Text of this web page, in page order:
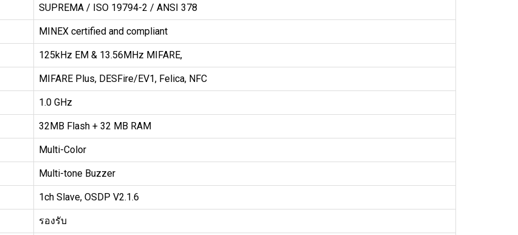
SUPREMA / ISO 19794-2 / ANSI 378
MINEX certified and compliant
125kHz EM & 13.56MHz MIFARE,
MIFARE Plus, DESFire/EV1, Felica, NFC
1.0 GHz
32MB Flash + 32 MB RAM
Multi-Color
Multi-tone Buzzer
1ch Slave, OSDP V2.1.6
รองรับ